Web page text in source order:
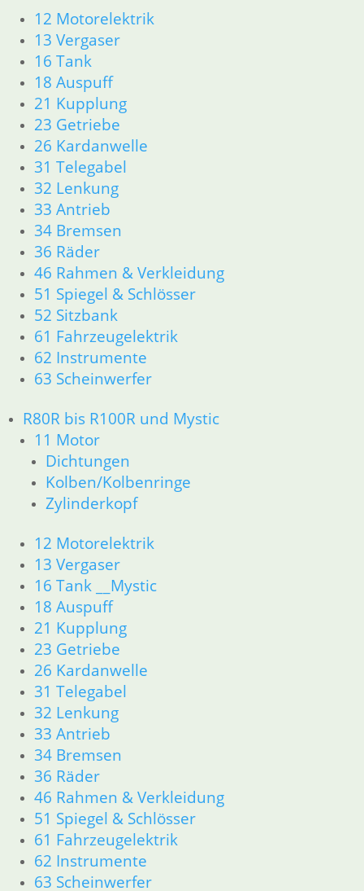
12 Motorelektrik
13 Vergaser
16 Tank
18 Auspuff
21 Kupplung
23 Getriebe
26 Kardanwelle
31 Telegabel
32 Lenkung
33 Antrieb
34 Bremsen
36 Räder
46 Rahmen & Verkleidung
51 Spiegel & Schlösser
52 Sitzbank
61 Fahrzeugelektrik
62 Instrumente
63 Scheinwerfer
R80R bis R100R und Mystic
11 Motor
Dichtungen
Kolben/Kolbenringe
Zylinderkopf
12 Motorelektrik
13 Vergaser
16 Tank __Mystic
18 Auspuff
21 Kupplung
23 Getriebe
26 Kardanwelle
31 Telegabel
32 Lenkung
33 Antrieb
34 Bremsen
36 Räder
46 Rahmen & Verkleidung
51 Spiegel & Schlösser
61 Fahrzeugelektrik
62 Instrumente
63 Scheinwerfer
63 Scheinwerfer
R65 R80 Monolever R100 RS/RT Monolever ab 1984
11 Motor
Dichtungen
Kolben/Kolbenringe
Zylinderkopf
12 Motorelektrik
13 Vergaser
16 Tank
18 Auspuff
21 Kupplung
23 Getriebe
26 Kardanwelle
31 Telegabel
32 Lenkung
33 Antrieb
34 Bremsen
36 Räder
46 Rahmen & Verkleidung
51 Spiegel & Schlösser
52 Sitzbank
62 Instrumente
R45 & R65LS
11 Motor
Dichtungen
Zylinderkopf
Kolben/Kolbenringe
12 Motorelektrik
13 Vergaser
16 Tank
18 Auspuff
21 Kupplung
23 Getriebe
34 Bremsen
36 Räder
46 Rahmen & Verkleidung
51 Spiegel & Schlösser
52 Sitzbank
61 Fahrzeugelektrik
62 Instrumente
63 Scheinwerfer
R80GS ab 1991 bis R100GS PD R80 Basic
11 Motor
Dichtungen
Zylinderkopf
Kolben/Kolbenringe